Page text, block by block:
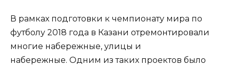
В рамках подготовки к чемпионату мира по
футболу 2018 года в Казани отремонтировали
многие набережные, улицы и
набережные. Одним из таких проектов было